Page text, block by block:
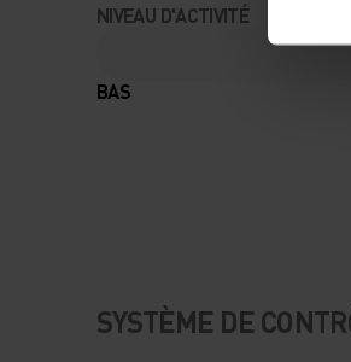
NIVEAU D'ACTIVITÉ
BAS
SYSTÈME DE